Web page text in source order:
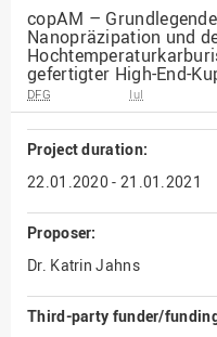
copAM –
Nanopräzipation und
gefertigter High-End-
DFG IuI
Project duration:
22.01.2020 - 21.01.2021
Proposer:
Dr. Katrin Jahns
Third-party funder/